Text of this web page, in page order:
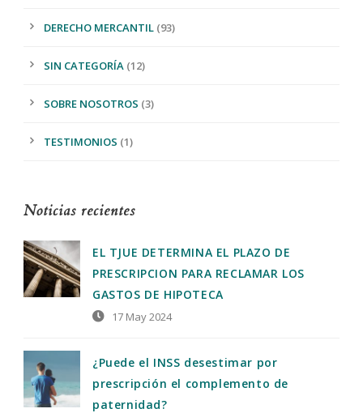
DERECHO MERCANTIL (93)
SIN CATEGORÍA (12)
SOBRE NOSOTROS (3)
TESTIMONIOS (1)
Noticias recientes
EL TJUE DETERMINA EL PLAZO DE
PRESCRIPCION PARA RECLAMAR LOS
GASTOS DE HIPOTECA
17 May 2024
¿Puede el INSS desestimar por
prescripción el complemento de
paternidad?